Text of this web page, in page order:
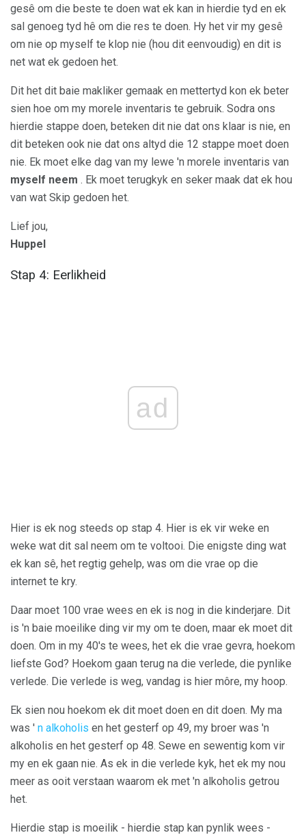
gesê om die beste te doen wat ek kan in hierdie tyd en ek
sal genoeg tyd hê om die res te doen. Hy het vir my gesê
om nie op myself te klop nie (hou dit eenvoudig) en dit is
net wat ek gedoen het.
Dit het dit baie makliker gemaak en mettertyd kon ek beter
sien hoe om my morele inventaris te gebruik. Sodra ons
hierdie stappe doen, beteken dit nie dat ons klaar is nie, en
dit beteken ook nie dat ons altyd die 12 stappe moet doen
nie. Ek moet elke dag van my lewe 'n morele inventaris van
myself neem . Ek moet terugkyk en seker maak dat ek hou
van wat Skip gedoen het.
Lief jou,
Huppel
Stap 4: Eerlikheid
ad
Hier is ek nog steeds op stap 4. Hier is ek vir weke en
weke wat dit sal neem om te voltooi. Die enigste ding wat
ek kan sê, het regtig gehelp, was om die vrae op die
internet te kry.
Daar moet 100 vrae wees en ek is nog in die kinderjare. Dit
is 'n baie moeilike ding vir my om te doen, maar ek moet dit
doen. Om in my 40's te wees, het ek die vrae gevra, hoekom
liefste God? Hoekom gaan terug na die verlede, die pynlike
verlede. Die verlede is weg, vandag is hier môre, my hoop.
Ek sien nou hoekom ek dit moet doen en dit doen. My ma
was ' n alkoholis en het gesterf op 49, my broer was 'n
alkoholis en het gesterf op 48. Sewe en sewentig kom vir
my en ek gaan nie. As ek in die verlede kyk, het ek my nou
meer as ooit verstaan ​​waarom ek met 'n alkoholis getrou
het.
Hierdie stap is moeilik - hierdie stap kan pynlik wees -